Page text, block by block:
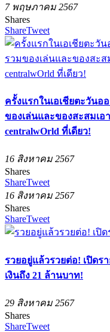
7 พฤษภาคม 2567
Shares
ShareTweet
ครั้งแรกในเอเชียตะวันออ
ของเล่นและของสะสมเอ
centralwOrld ที่เดียว!
16 สิงหาคม 2567
Shares
ShareTweet
16 สิงหาคม 2567
Shares
ShareTweet
รวยอยู่แล้วรวยต่อ! เปิด
เงินถึง 21 ล้านบาท!
29 สิงหาคม 2567
Shares
ShareTweet